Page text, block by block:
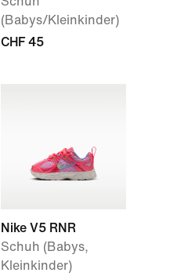
(Babys/Kleinkinder)
CHF 45
Nike V5 RNR
Schuh (Babys,
Kleinkinder)